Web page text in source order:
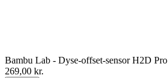
Bambu Lab - Dyse-offset-sensor H2D Pro
269,00 kr.